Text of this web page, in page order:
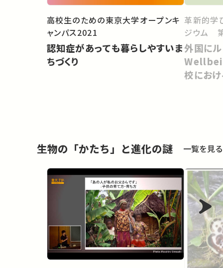
高校生のための東京大学オープンキ
ャンパス2021
認知症があっても暮らしやすいま
ちづくり
革新的学
ジウム
外国に
校にお
生物の「かたち」と進化の謎 一覧を見る